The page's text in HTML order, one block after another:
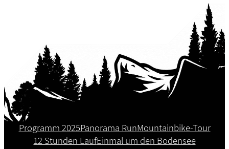
Programm 2025Panorama RunMountainbike-Tour
12 Stunden LaufEinmal um den Bodensee